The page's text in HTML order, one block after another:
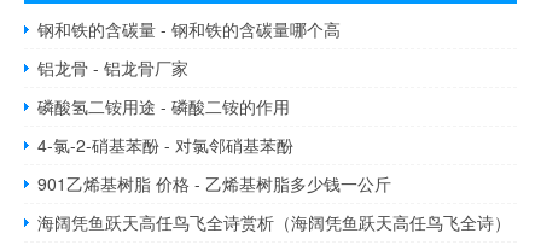
钢和铁的含碳量 - 钢和铁的含碳量哪个高
铝龙骨 - 铝龙骨厂家
磷酸氢二铵用途 - 磷酸二铵的作用
4-氯-2-硝基苯酚 - 对氯邻硝基苯酚
901乙烯基树脂 价格 - 乙烯基树脂多少钱一公斤
海阔凭鱼跃天高任鸟飞全诗赏析（海阔凭鱼跃天高任鸟飞全诗）